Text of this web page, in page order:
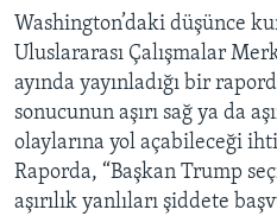
Washington’daki düşünce
Uluslararası Çalışmalar
ayında yayınladığı bir
sonucunun aşırı sağ ya da
olaylarına yol açabileceği
Raporda, “Başkan Trump
aşırılık yanlıları şiddete